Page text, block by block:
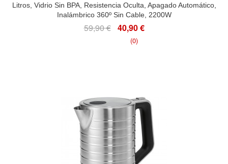
Litros, Vidrio Sin BPA, Resistencia Oculta, Apagado Automático,
Inalámbrico 360º Sin Cable, 2200W
59,90 € 40,90 €
(0)